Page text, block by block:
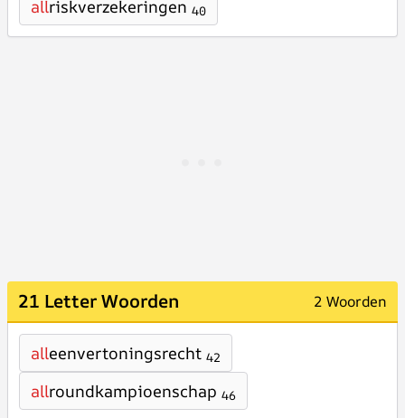
allriskverzekeringen 40
21 Letter Woorden 2 Woorden
alleenvertoningsrecht 42
allroundkampioenschap 46